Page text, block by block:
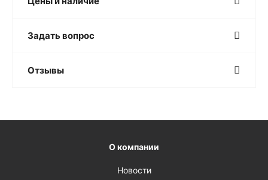
Задать вопрос
Отзывы
О компании
Новости